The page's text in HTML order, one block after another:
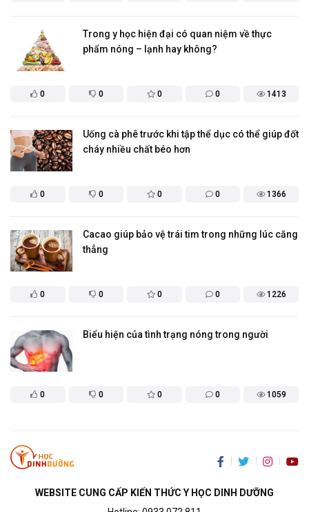
0 0 0 0 1413
Trong y học hiện đại có quan niệm về thực
phẩm nóng – lạnh hay không?
0 0 0 0 1366
Uống cà phê trước khi tập thể dục có thể giúp đốt
cháy nhiều chất béo hơn
0 0 0 0 1226
Cacao giúp bảo vệ trái tim trong những lúc căng
thẳng
0 0 0 0 1059
​Biểu hiện của tình trạng nóng trong người
WEBSITE CUNG CẤP KIẾN THỨC Y HỌC DINH DƯỠNG